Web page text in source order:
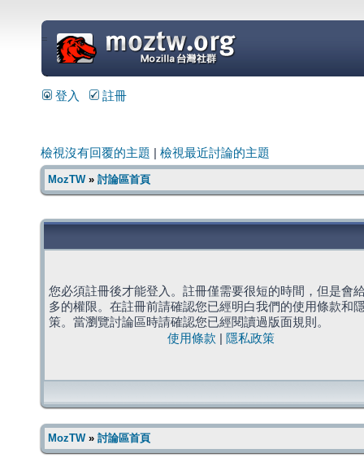
=
登入 註冊
檢視沒有回覆的主題 檢視最近討論的主題
MozTW» 討論區首頁
您必須註冊後才能登入。註冊僅需要很短的時間，但是會
多的權限。在註冊前請確認您已經明白我們的使用條款和
策。當瀏覽討論區時請確認您已經閱讀過版面規則。
使用條款
隱私政策
MozTW» 討論區首頁